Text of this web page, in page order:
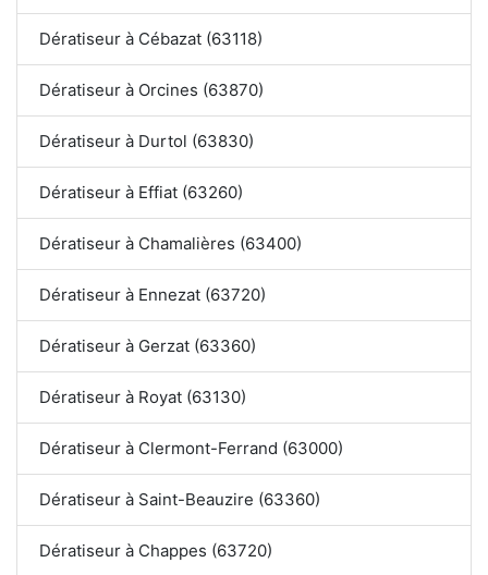
Dératiseur à Cébazat (63118)
Dératiseur à Orcines (63870)
Dératiseur à Durtol (63830)
Dératiseur à Effiat (63260)
Dératiseur à Chamalières (63400)
Dératiseur à Ennezat (63720)
Dératiseur à Gerzat (63360)
Dératiseur à Royat (63130)
Dératiseur à Clermont-Ferrand (63000)
Dératiseur à Saint-Beauzire (63360)
Dératiseur à Chappes (63720)